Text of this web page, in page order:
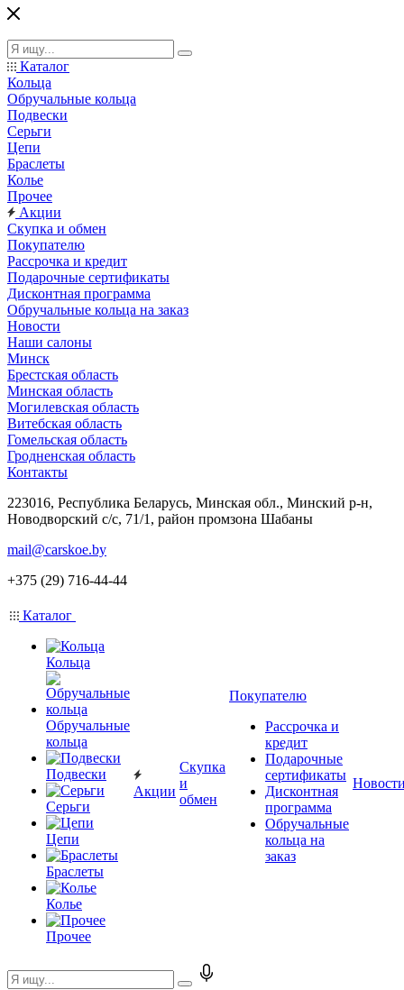
Каталог
Кольца
Обручальные кольца
Подвески
Серьги
Цепи
Браслеты
Колье
Прочее
Акции
Скупка и обмен
Покупателю
Рассрочка и кредит
Подарочные сертификаты
Дисконтная программа
Обручальные кольца на заказ
Новости
Наши салоны
Минск
Брестская область
Минская область
Могилевская область
Витебская область
Гомельская область
Гродненская область
Контакты
223016, Республика Беларусь, Минская обл., Минский р-н,
Новодворский с/с, 71/1, район промзона Шабаны
mail@carskoe.by
+375 (29) 716-44-44
Каталог
Кольца
Обручальные
кольца
Подвески
Серьги
Цепи
Браслеты
Колье
Прочее
Акции
Скупка
и
обмен
Покупателю
Рассрочка и
кредит
Подарочные
сертификаты
Дисконтная
программа
Обручальные
кольца на
заказ